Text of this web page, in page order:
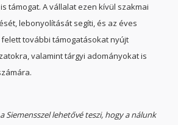
támogat. A vállalat ezen kívül szakmai
lebonyolítását segíti, és az éves
további támogatásokat nyújt
valamint tárgyi adományokat is
Siemensszel lehetővé teszi, hogy a nálunk